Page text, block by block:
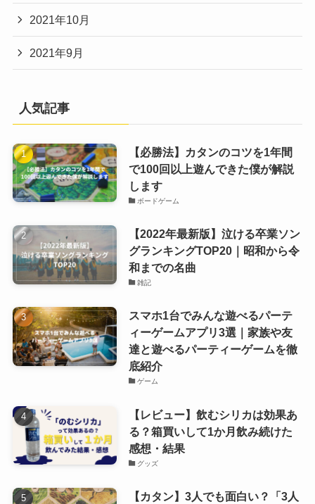
2021年10月
2021年9月
人気記事
【必勝法】カタンのコツを1年間
で100回以上遊んできた僕が解説
します
ボードゲーム
【2022年最新版】泣ける卒業ソン
グランキングTOP20｜昭和から令
和までの名曲
雑記
スマホ1台でみんな遊べるパーテ
ィーゲームアプリ3選｜家族や友
達と遊べるパーティーゲームを徹
底紹介
ゲーム
【レビュー】飲むシリカは効果あ
る？箱買いして1か月飲み続けた
感想・結果
グッズ
【カタン】3人でも面白い？「3人